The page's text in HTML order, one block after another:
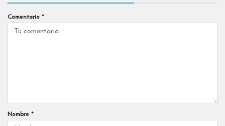
Comentario *
Nombre *